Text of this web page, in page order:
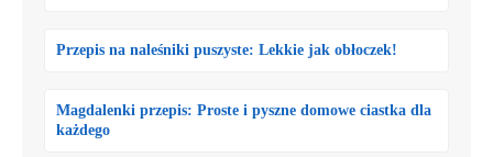
Przepis na naleśniki puszyste: Lekkie jak obłoczek!
Magdalenki przepis: Proste i pyszne domowe ciastka dla
każdego